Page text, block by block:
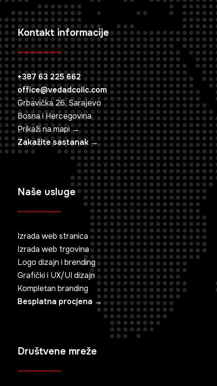
Kontakt informacije
+387 63 225 662
office@vedadcolic.com
Grbavička 26, Sarajevo
Bosna i Hercegovina
Prikaži na mapi →
Zakažite sastanak →
Naše usluge
Izrada web stranica
Izrada web trgovina
Logo dizajn i brending
Grafički i UX/UI dizajn
Kompletan branding
Besplatna procjena →
Društvene mreže